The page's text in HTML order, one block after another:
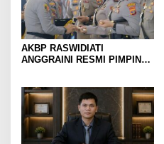
AKBP RASWIDIATI
ANGGRAINI RESMI PIMPIN
KAMTIBMAS DAN
PELAYANAN PRESISI